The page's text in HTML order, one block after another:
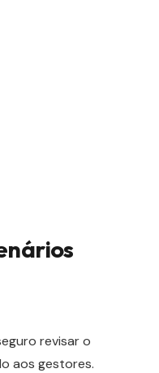
revisar o
aos gestores.